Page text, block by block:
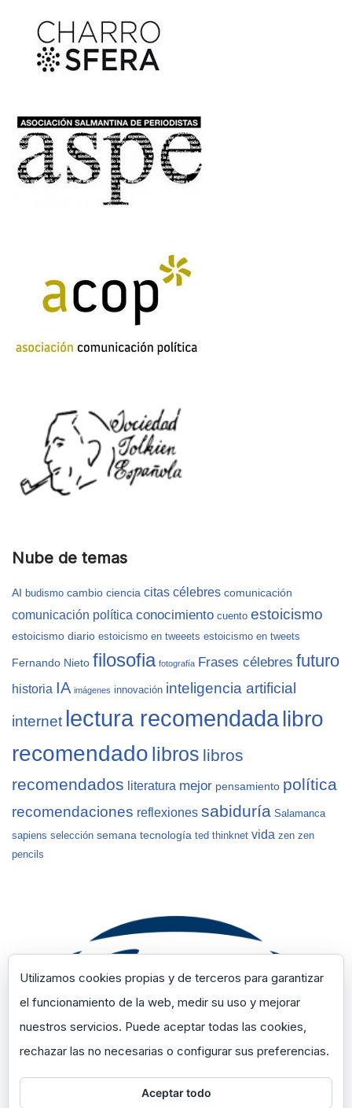
Nube de temas
AI budismo cambio ciencia citas célebres comunicación
comunicación política conocimiento cuento estoicismo
estoicismo diario estoicismo en tweeets estoicismo en tweets
Fernando Nieto filosofia fotografía Frases célebres futuro
historia IA imágenes innovación inteligencia artificial
internet lectura recomendadalibro
recomendado libros libros
recomendados literatura mejor pensamiento política
recomendaciones reflexiones sabiduría Salamanca
sapiens selección semana tecnología ted thinknet vida zen zen
pencils
Utilizamos cookies propias y de terceros para garantizar
el funcionamiento de la web, medir su uso y mejorar
nuestros servicios. Puede aceptar todas las cookies,
rechazar las no necesarias o configurar sus preferencias.
Aceptar todo